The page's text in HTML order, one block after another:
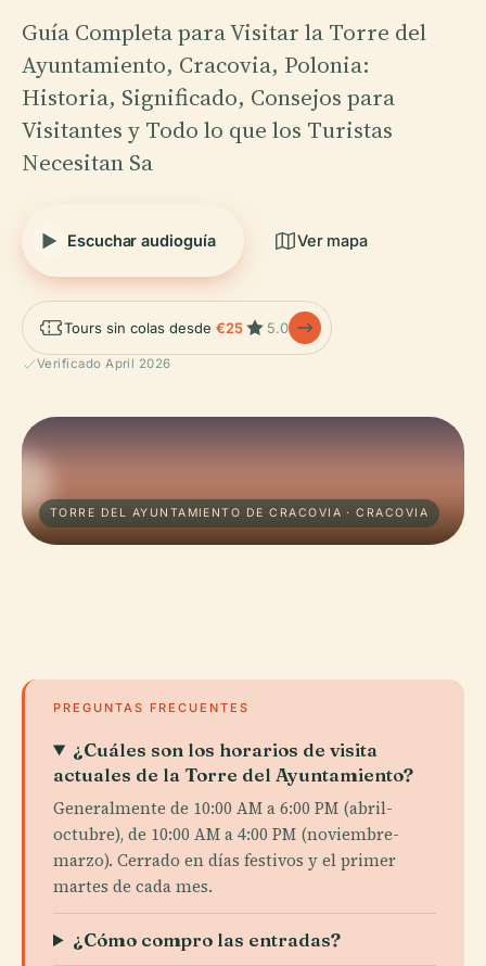
Guía Completa para Visitar la Torre del
Ayuntamiento, Cracovia, Polonia:
Historia, Significado, Consejos para
Visitantes y Todo lo que los Turistas
Necesitan Sa
Escuchar audioguía Ver mapa
Tours sin colas desde €25 5.0
Verificado April 2026
TORRE DEL AYUNTAMIENTO DE CRACOVIA · CRACOVIA
PREGUNTAS FRECUENTES
¿Cuáles son los horarios de visita
actuales de la Torre del Ayuntamiento?
Generalmente de 10:00 AM a 6:00 PM (abril-
octubre), de 10:00 AM a 4:00 PM (noviembre-
marzo). Cerrado en días festivos y el primer
martes de cada mes.
¿Cómo compro las entradas?